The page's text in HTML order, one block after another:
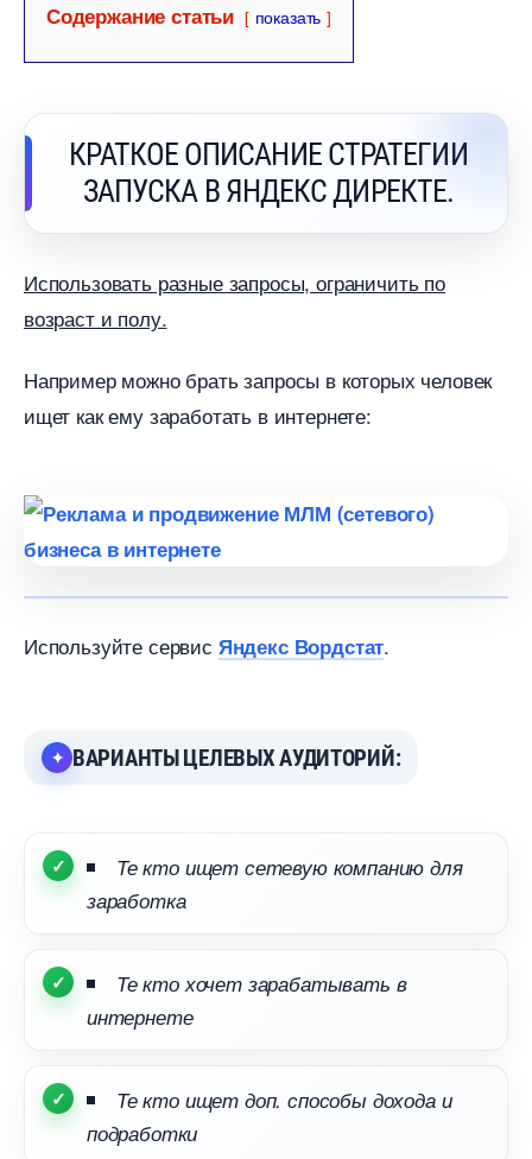
Содержание статьи показать
КРАТКОЕ ОПИСАНИЕ СТРАТЕГИИ
ЗАПУСКА В ЯНДЕКС ДИРЕКТЕ.
Использовать разные запросы, ограничить по
озраст и полу.
Например можно брать запросы в которых человек
ищет как ему заработать в интернете:
Используйте сервис Яндекс Вордстат.
АРИАНТЫ ЦЕЛЕВЫХ АУДИТОРИЙ:
Те кто ищет сетевую компанию для
заработка
Те кто хочет зарабатывать
интернете
Те кто ищет доп. способы дохода и
подработки